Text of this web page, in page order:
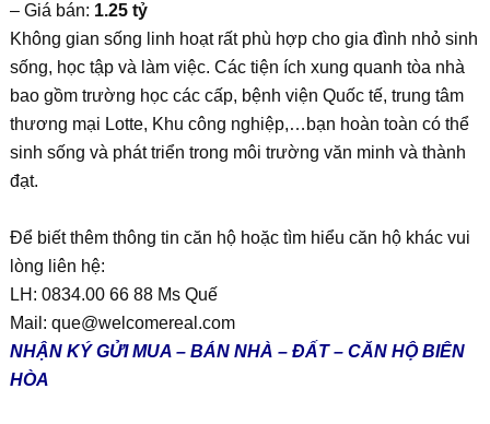
– Giá bán: 1.25 tỷ
Không gian sống linh hoạt rất phù hợp cho gia đình nhỏ sinh
sống, học tập và làm việc. Các tiện ích xung quanh tòa nhà
bao gồm trường học các cấp, bệnh viện Quốc tế, trung tâm
thương mại Lotte, Khu công nghiệp,…bạn hoàn toàn có thể
sinh sống và phát triển trong môi trường văn minh và thành
đạt.
Để biết thêm thông tin căn hộ hoặc tìm hiểu căn hộ khác vui
lòng liên hệ:
LH: 0834.00 66 88 Ms Quế
Mail: que@welcomereal.com
NHẬN KÝ GỬI MUA – BÁN NHÀ – ĐẤT – CĂN HỘ BIÊN
HÒA